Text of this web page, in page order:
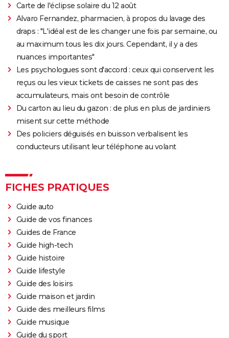
Carte de l'éclipse solaire du 12 août
Alvaro Fernandez, pharmacien, à propos du lavage des
draps : "L'idéal est de les changer une fois par semaine, ou
au maximum tous les dix jours. Cependant, il y a des
nuances importantes"
Les psychologues sont d'accord : ceux qui conservent les
reçus ou les vieux tickets de caisses ne sont pas des
accumulateurs, mais ont besoin de contrôle
Du carton au lieu du gazon : de plus en plus de jardiniers
misent sur cette méthode
Des policiers déguisés en buisson verbalisent les
conducteurs utilisant leur téléphone au volant
FICHES PRATIQUES
Guide auto
Guide de vos finances
Guides de France
Guide high-tech
Guide histoire
Guide lifestyle
Guide des loisirs
Guide maison et jardin
Guide des meilleurs films
Guide musique
Guide du sport